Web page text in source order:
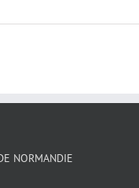
NORMANDIE